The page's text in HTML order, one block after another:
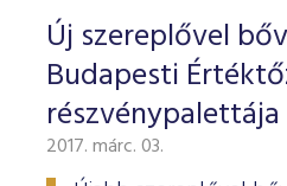
Új szereplővel
Budapesti
részvénypalettája
2017. márc. 03.